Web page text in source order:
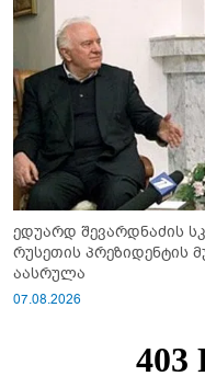
ედუარდ შევარდნაძის
რუსეთის პრეზიდენტის
აასრულა
07.08.2026